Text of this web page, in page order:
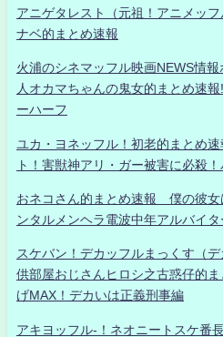
アニゲタレスト（元祖！アニメッ
ナベ的まとめ速報
火浦のシネマッフル映画NEWS情
人オカマちゃんの鬼女的まとめ速
ーハーフ
ユカ・ヨネッフル！初老的まとめ
ト！害獣神アリ・ガー被害に必殺
おネコさん的まとめ速報 僕の彼女
ンタルメンヘラ電波中年アルバイ
スケバン！デカッフルまっくす（
供部屋おじさんヒロシ之古惑仔的
げMAX！デカいは正義刑事編
アキヨッフル-！ネオニートスケ番